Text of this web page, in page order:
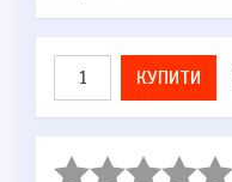
КУПИТИ